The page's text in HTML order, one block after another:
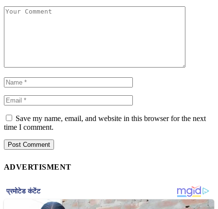
Save my name, email, and website in this browser for the next
time I comment.
ADVERTISMENT